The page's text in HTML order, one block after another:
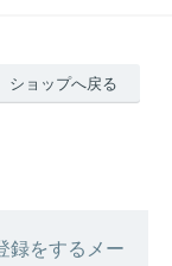
ショップへ戻る
録をするメー